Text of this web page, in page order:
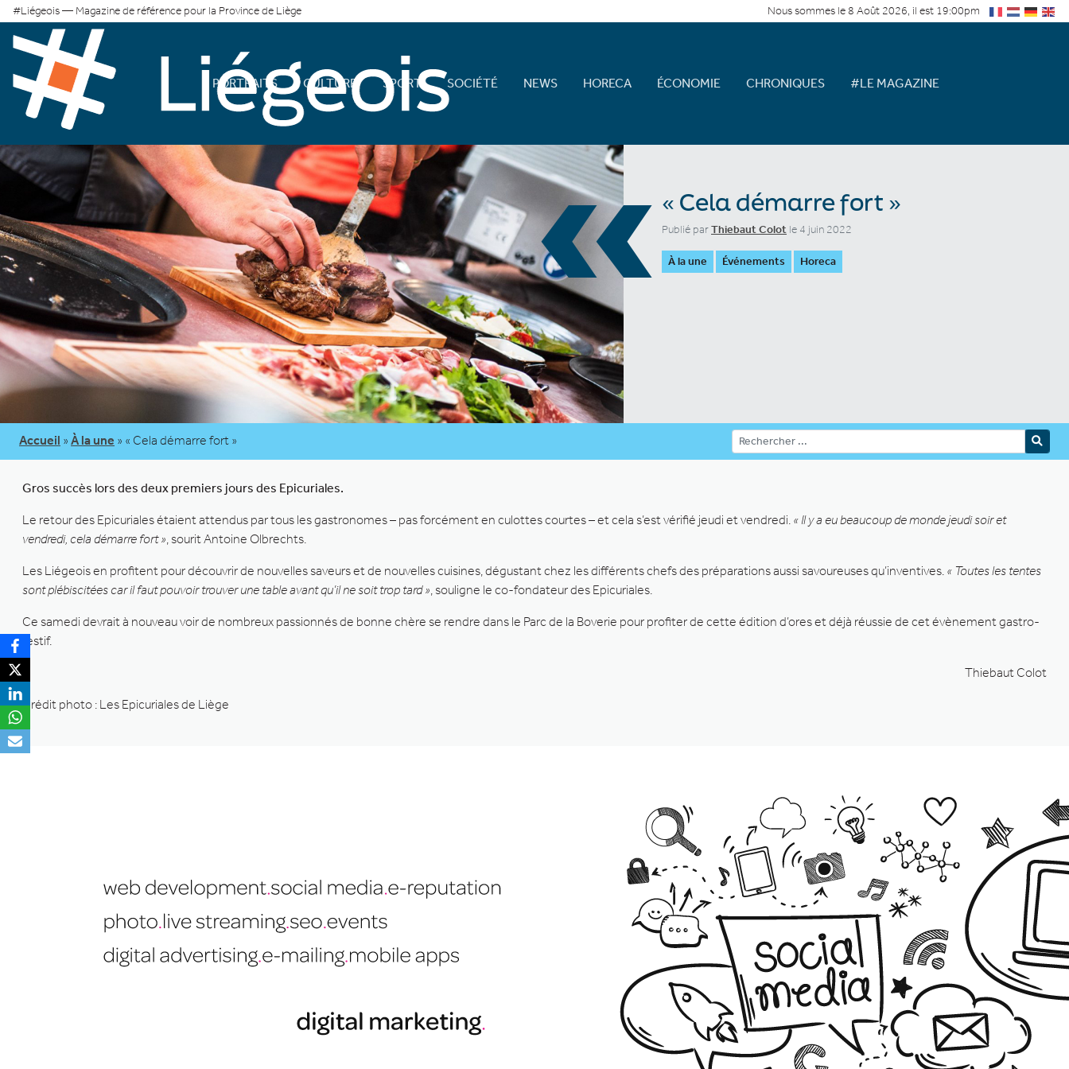
#Liégeois — Magazine de référence pour la Province de Liège Nous sommes le 8 Août 2026, il est 19:00pm
PORTRAITS CULTURE SPORT SOCIÉTÉ NEWS HORECA ÉCONOMIE CHRONIQUES #LE MAGAZINE
«« Cela démarre fort »
Publié parThiebaut Colot le 4 juin 2022
À la une Événements Horeca
Accueil » À la une » « Cela démarre fort »
Gros succès lors des deux premiers jours des Epicuriales.
Le retour des Epicuriales étaient attendus par tous les gastronomes – pas forcément en culottes courtes – et cela s’est vérifié jeudi et vendredi. « Il y a eu beaucoup de monde jeudi soir et
vendredi, cela démarre fort », sourit Antoine Olbrechts.
Les Liégeois en profitent pour découvrir de nouvelles saveurs et de nouvelles cuisines, dégustant chez les différents chefs des préparations aussi savoureuses qu’inventives. « Toutes les tentes
sont plébiscitées car il faut pouvoir trouver une table avant qu’il ne soit trop tard », souligne le co-fondateur des Epicuriales.
Ce samedi devrait à nouveau voir de nombreux passionnés de bonne chère se rendre dans le Parc de la Boverie pour profiter de cette édition d’ores et déjà réussie de cet évènement gastro-
festif.
Thiebaut Colot
Crédit photo : Les Epicuriales de Liège